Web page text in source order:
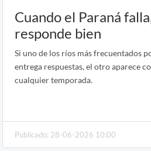
Cuando el Paraná
responde bien
Si uno de los ríos más frecuentados
entrega respuestas, el otro aparece
cualquier temporada.
Publicado: 28-06-2026 10:00